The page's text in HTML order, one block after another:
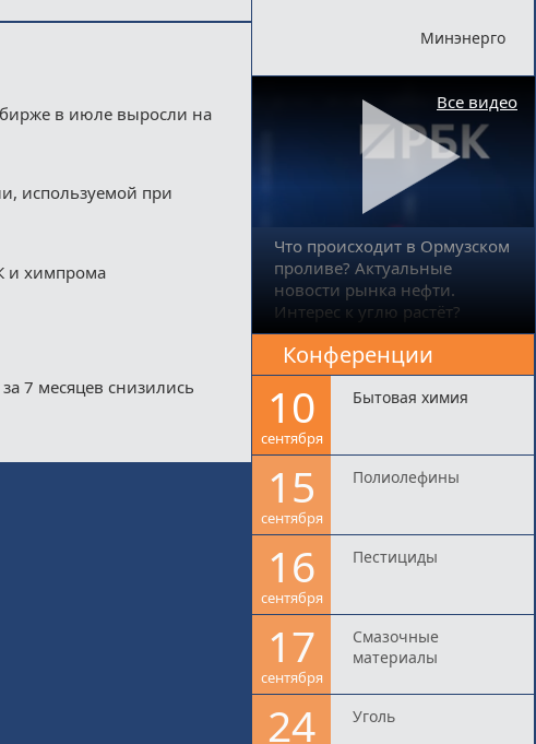
в июле выросли на
используемой при
и химпрома
7 месяцев снизились
Минэнерго
Что происходит в Ормузском
проливе? Актуальные
новости рынка нефти.
Интерес к углю растёт?
Все видео
Конференции
10
сентября
Бытовая химия
15
сентября
Полиолефины
16
сентября
Пестициды
17
сентября
Смазочные
материалы
24 Уголь